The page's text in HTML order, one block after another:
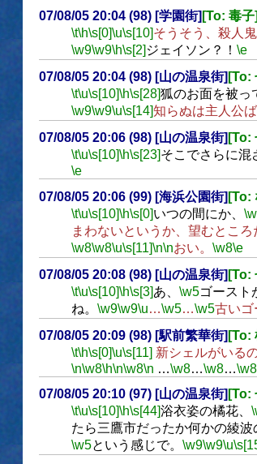
07/08/05 20:04 (98) [学園街] [To: 毒子]
\t\h\s[0]\u\s[10]そうそう、殺人
\w9\w9\h\s[2] ジェイソン？！ \e
07/08/05 20:04 (98) [山の温泉街] [To:
\t\u\s[10]\h\s[28]狐のお面を被っ
\w9\w9\u\s[14]知らぬは主人公
07/08/05 20:06 (98) [山の温泉街] [To:
\t\u\s[10]\h\s[23]そこでさらに混
\e
07/08/05 20:06 (99) [海浜公園街] [To:
\t\u\s[10]\h\s[0]いつの間にか、
まわないというか、望むところ
\w8\w8\u\s[11]\n\nおい。 \w8\e
07/08/05 20:08 (98) [山の温泉街] [To:
\t\u\s[10]\h\s[3]あ、 \w5ゴースト
ね。 \w9\w9\u…\w5…\w5古いゴ
07/08/05 20:09 (98) [駅前繁華街] [To:
\t\h\s[0]\u\s[11] 新シェルがいる
\n\w8\h\n\w8\n …\w8…\w8…\w8
07/08/05 20:10 (97) [山の温泉街] [To:
\t\u\s[10]\h\s[44]浴衣姿の橘花、
たら三鷹市だったか何かの綾
\w5という感じで。 \w9\w9\u